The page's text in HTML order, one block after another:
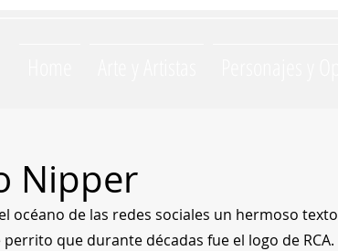
Nipper
océano de las redes sociales un hermoso texto
que durante décadas fue el logo de RCA.